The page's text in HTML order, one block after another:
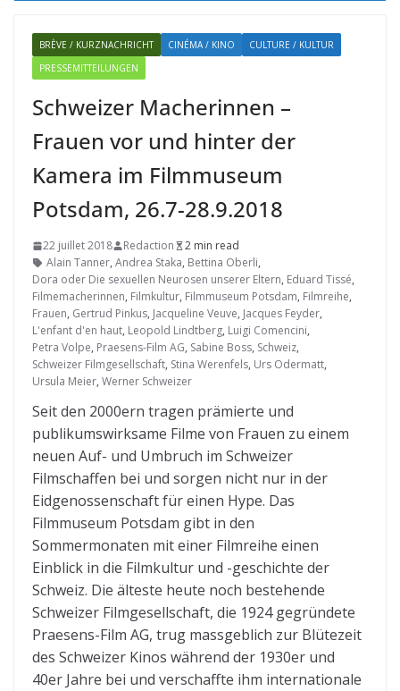
BRÈVE / KURZNACHRICHT CINÉMA / KINO
CULTURE / KULTUR
PRESSEMITTEILUNGEN
Schweizer Macherinnen –
Frauen vor und hinter der
Kamera im Filmmuseum
Potsdam, 26.7-28.9.2018
22 juillet 2018 Redaction
2 min read
Alain Tanner, Andrea Staka, Bettina Oberli,
Dora oder Die sexuellen Neurosen unserer Eltern, Eduard Tissé,
Filmemacherinnen, Filmkultur, Filmmuseum Potsdam, Filmreihe,
Frauen, Gertrud Pinkus, Jacqueline Veuve, Jacques Feyder,
L'enfant d'en haut, Leopold Lindtberg, Luigi Comencini,
Petra Volpe, Praesens-Film AG, Sabine Boss, Schweiz,
Schweizer Filmgesellschaft, Stina Werenfels, Urs Odermatt,
Ursula Meier, Werner Schweizer
Seit den 2000ern tragen prämierte und
publikumswirksame Filme von Frauen zu einem
neuen Auf- und Umbruch im Schweizer
Filmschaffen bei und sorgen nicht nur in der
Eidgenossenschaft für einen Hype. Das
Filmmuseum Potsdam gibt in den
Sommermonaten mit einer Filmreihe einen
Einblick in die Filmkultur und -geschichte der
Schweiz. Die älteste heute noch bestehende
Schweizer Filmgesellschaft, die 1924 gegründete
Praesens-Film AG, trug massgeblich zur Blütezeit
des Schweizer Kinos während der 1930er und
40er Jahre bei und verschaffte ihm internationale